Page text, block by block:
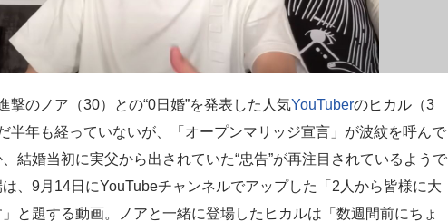
撃のノア（30）との“0日婚”を発表した人気YouTuberのヒカル（3
半年も経っていないが、「オープンマリッジ宣言」が波紋を呼んで
結婚当初に実父から出されていた“忠告”が再注目されているようで
、9月14日にYouTubeチャンネルでアップした「2人から皆様に大
と題する動画。ノアと一緒に登場したヒカルは「数週間前にちょ